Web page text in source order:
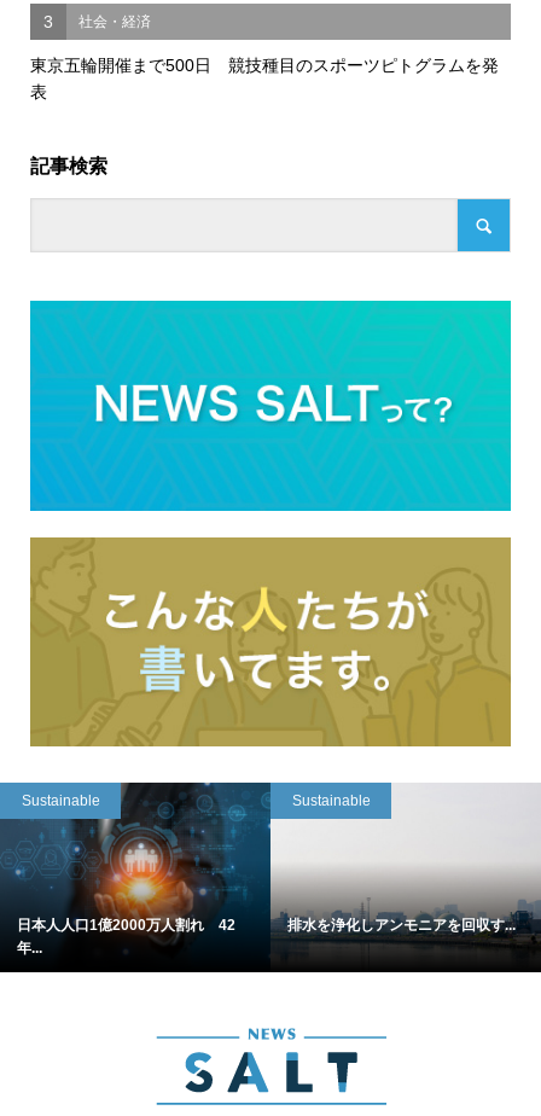
3 社会・経済
東京五輪開催まで500日 競技種目のスポーツピトグラムを発
表
記事検索
Sustainable
日本人人口1億2000万人割れ 42
年...
Sustainable
排水を浄化しアンモニアを回収す...